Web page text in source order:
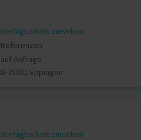
Verfügbarkeit einsehen
Referenzen
auf Anfrage
D-75031 Eppingen
Verfügbarkeit einsehen